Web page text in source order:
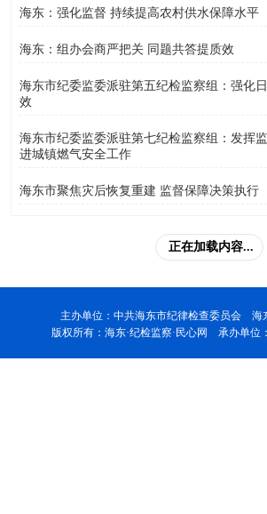
海东：强化监督 持续提高农村供水保障水平
海东：组办会商严把关 同题共答提质效
海东市纪委监委派驻第五纪检监察组：强化
效
海东市纪委监委派驻第七纪检监察组：发挥
进城镇燃气安全工作
海东市聚焦灾后恢复重建 监督保障决策执行
正在加载内容...
主办单位：中共海东市纪律检查委员会 海
版权所有：海东·纪检监察·民心网 承办单位